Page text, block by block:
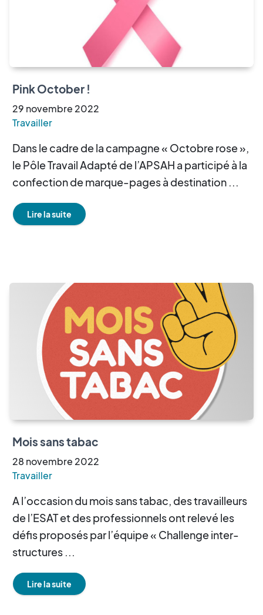
Pink October !
29 novembre 2022
Travailler
Dans le cadre de la campagne « Octobre rose »,
le Pôle Travail Adapté de l’APSAH a participé à la
confection de marque-pages à destination ...
Lire la suite
Mois sans tabac
28 novembre 2022
Travailler
A l’occasion du mois sans tabac, des travailleurs
de l’ESAT et des professionnels ont relevé les
défis proposés par l’équipe « Challenge inter-
structures ...
Lire la suite